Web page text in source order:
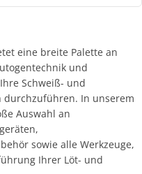
eine breite Palette an
und
Schweiß- und
durchzuführen. In unserem
Auswahl an
sowie alle Werkzeuge,
Ihrer Löt- und